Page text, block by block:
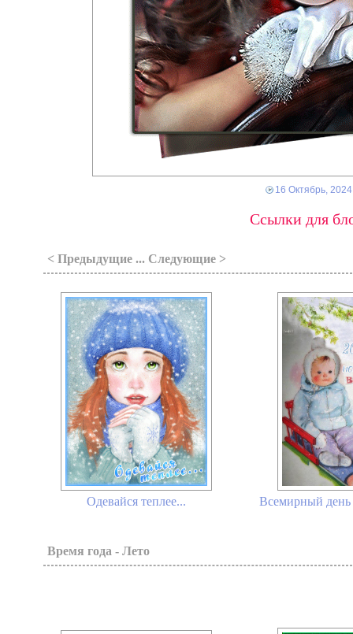
16 Октябрь, 2024
Ссылки для
< Предыдущие ... Следующие >
Одевайся теплее... Всемирный день
Время года - Лето